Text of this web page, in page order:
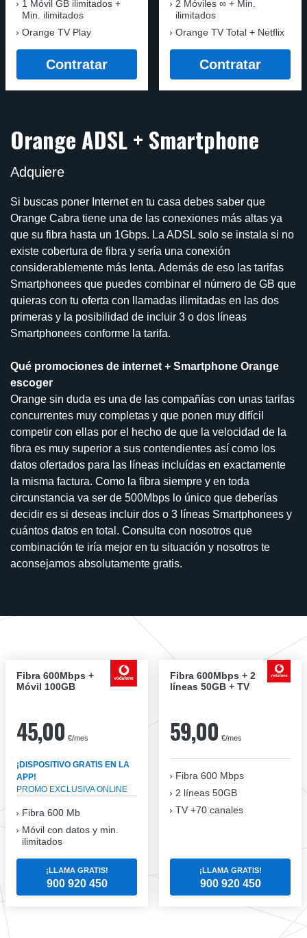
1 Móvil GB ilimitados +
Min. ilimitados
Orange TV Play
Contratar
2 Móviles ∞ + Min.
ilimitados
Orange TV Total + Netflix
Contratar
Orange ADSL + Smartphone
Adquiere
Si buscas poner Internet en tu casa debes saber que
Orange Cabra tiene una de las conexiones más altas ya
que su fibra hasta un 1Gbps. La ADSL solo se instala si no
existe cobertura de fibra y sería una conexión
considerablemente más lenta. Además de eso las tarifas
Smartphonees que puedes combinar el número de GB que
quieras con tu oferta con llamadas ilimitadas en las dos
primeras y la posibilidad de incluir 3 o dos líneas
Smartphonees conforme la tarifa.
Qué promociones de internet + Smartphone Orange
escoger
Orange sin duda es una de las compañías con unas tarifas
concurrentes muy completas y que ponen muy difícil
competir con ellas por el hecho de que la velocidad de la
fibra es muy superior a sus contendientes así como los
datos ofertados para las líneas incluídas en exactamente
la misma factura. Como la fibra siempre y en toda
circunstancia va ser de 500Mbps lo único que deberías
decidir es si deseas incluir dos o 3 líneas Smartphonees y
cuántos datos en total. Consulta con nosotros que
combinación te iría mejor en tu situación y nosotros te
aconsejamos absolutamente gratis.
Fibra 600Mbps +
Móvil 100GB
45,00 €/mes
¡DISPOSITIVO GRATIS EN LA
APP!
PROMO EXCLUSIVA ONLINE
Fibra 600 Mb
Móvil con datos y min.
ilimitados
¡LLAMA GRATIS!
900 920 450
Fibra 600Mbps + 2
líneas 50GB + TV
59,00 €/mes
Fibra 600 Mbps
2 líneas 50GB
TV +70 canales
¡LLAMA GRATIS!
900 920 450